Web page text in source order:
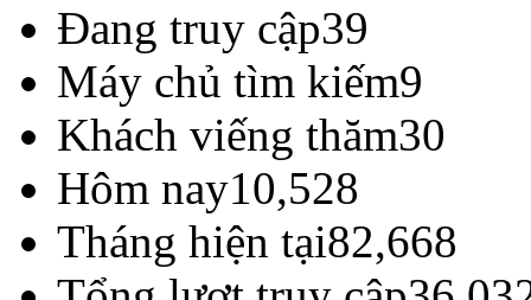
Đang truy cập39
Máy chủ tìm kiếm9
Khách viếng thăm30
Hôm nay10,528
Tháng hiện tại82,668